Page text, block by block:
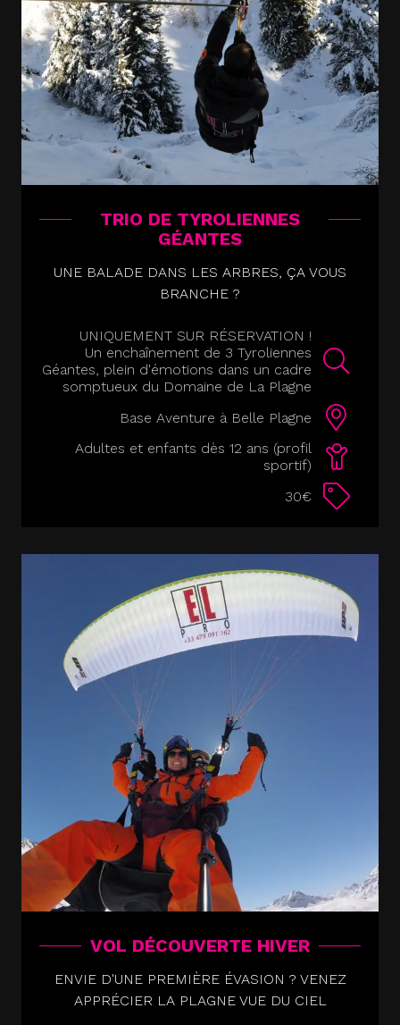
TRIO DE TYROLIENNES
GÉANTES
UNE BALADE DANS LES ARBRES, ÇA VOUS
BRANCHE ?
UNIQUEMENT SUR RÉSERVATION !
Un enchaînement de 3 Tyroliennes
Géantes, plein d'émotions dans un cadre
somptueux du Domaine de La Plagne
Base Aventure à Belle Plagne
Adultes et enfants dès 12 ans (profil
sportif)
30€
VOL DÉCOUVERTE HIVER
ENVIE D'UNE PREMIÈRE ÉVASION ? VENEZ
APPRÉCIER LA PLAGNE VUE DU CIEL